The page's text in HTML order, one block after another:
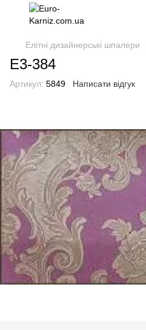
Елітні дизайнерські шпалери
E3-384
Артикул: 5849 Написати відгук